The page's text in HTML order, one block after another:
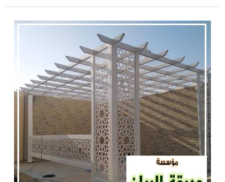
مظلات
في
الرياض
|
0560048269